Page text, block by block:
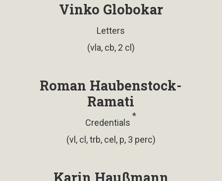
Vinko Globokar
Letters
(vla, cb, 2 cl)
Roman Haubenstock-
Ramati
Credentials
*
(vl, cl, trb, cel, p, 3 perc)
Karin Haußmann